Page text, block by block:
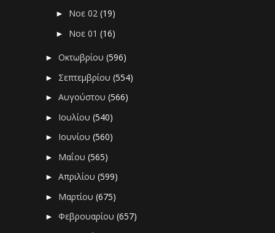
► Νοε 02(19)
► Νοε 01(16)
►Οκτωβρίου(596)
► Σεπτεμβρίου(554)
►Αυγούστου(566)
► Ιουλίου(540)
► Ιουνίου(560)
► Μαΐου(565)
►Απριλίου(599)
► Μαρτίου(675)
►Φεβρουαρίου(657)